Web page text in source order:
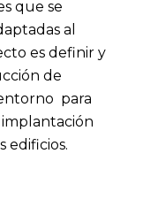
que se
al
es definir y
de
para
edificios.